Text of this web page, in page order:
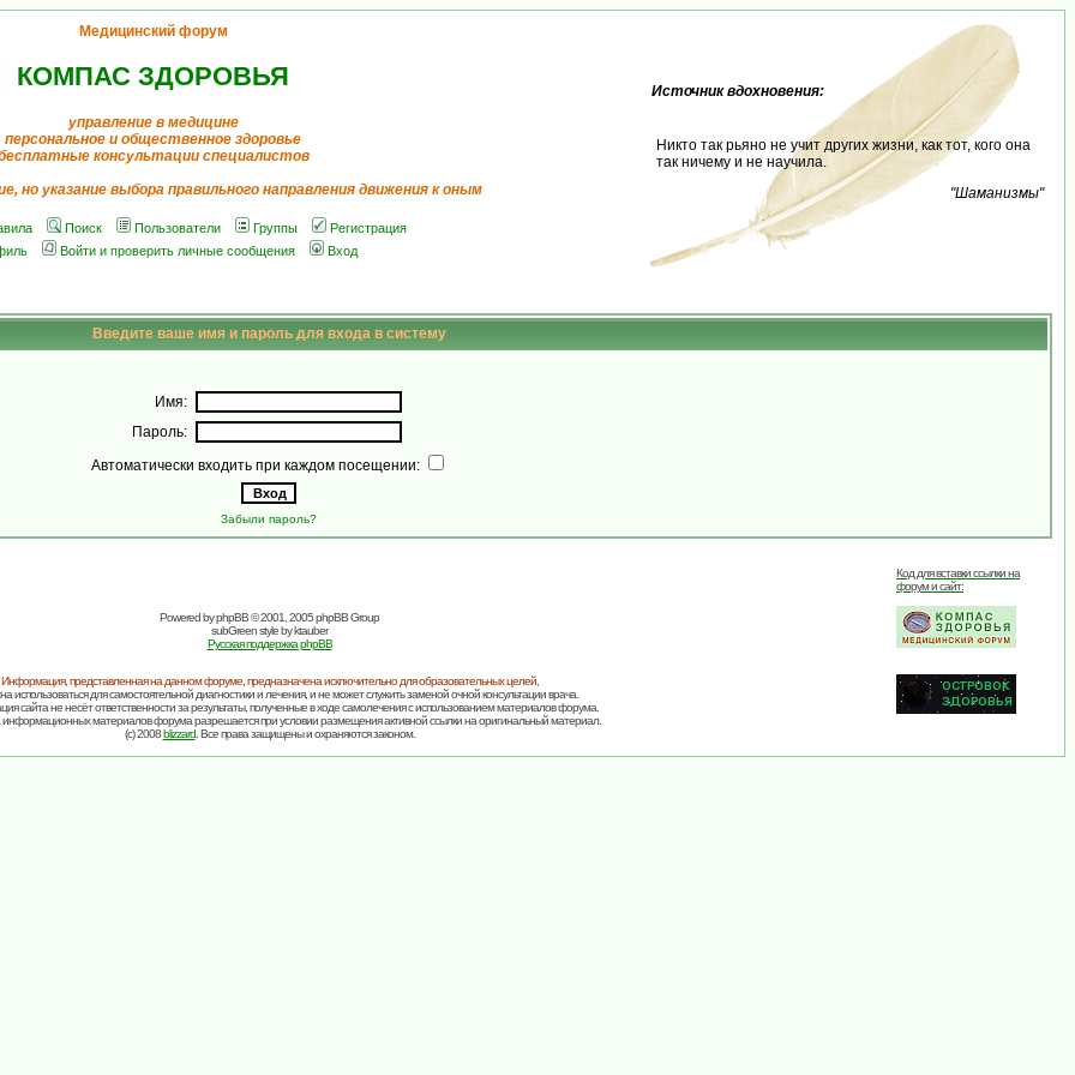
Медицинский форум
КОМПАС ЗДОРОВЬЯ
управление в медицине
персональное и общественное здоровье
консультации специалистов
но указание выбора правильного направления движения к оным
Поиск Пользователи Группы
Регистрация
Войти и проверить личные сообщения Вход
Источник вдохновения:
Никто так рьяно не учит других жизни, как тот, кого она
так ничему и не научила.
"Шаманизмы"
Введите ваше имя и пароль для входа в систему
Имя:
Пароль:
Автоматически входить при каждом посещении:
Забыли пароль?
Powered byphpBB© 2001, 2005 phpBB Group
subGreen style byktauber
Русская поддержка phpBB
Код для вставки ссылки на
форум и сайт:
Информация, представленная на данном форуме, предназначена исключительно для образовательных целей,
использоваться для самостоятельной диагностики и лечения, и не может служить заменой очной консультации врача.
сайта не несёт ответственности за результаты, полученные в ходе самолечения с использованием материалов форума.
информационных материалов форума разрешается при условии размещения активной ссылки на оригинальный материал.
(c) 2008blizzard. Все права защищены и охраняются законом.